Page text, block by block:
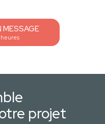
MESSAGE
heures
projet